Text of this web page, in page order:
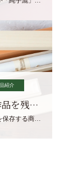
紹介
大切な作品を残す作品保存商品